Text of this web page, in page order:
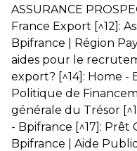
ASSURANCE
France Export [^12]:
Bpifrance | Région
aides pour le
export? [^14]: Home -
Politique de
générale du Trésor
- Bpifrance [^17]: Prêt
Bpifrance | Aide